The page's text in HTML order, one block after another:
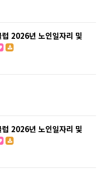
2026년 노인일자리 및
2026년 노인일자리 및